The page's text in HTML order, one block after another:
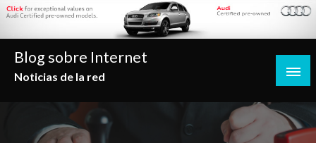
Saltar
contenido
Blog sobre Internet
Noticias de la red